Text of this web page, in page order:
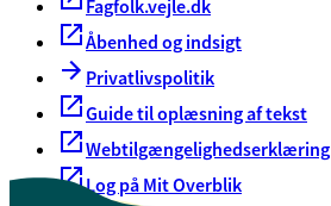
Fagfolk.vejle.dk
Åbenhed og indsigt
Privatlivspolitik
Guide til oplæsning af tekst
Webtilgængelighedserklæring
Log på Mit Overblik